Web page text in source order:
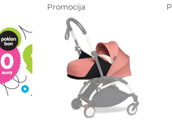
Promocija